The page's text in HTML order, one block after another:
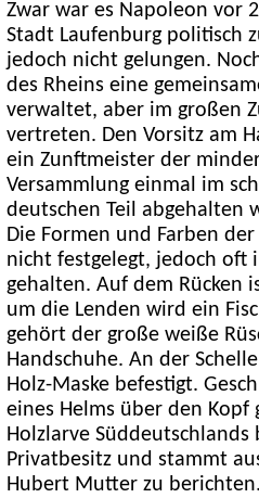
Zwar war es Napoleon vor
Stadt Laufenburg politisch
jedoch nicht gelungen.
des Rheins eine
verwaltet, aber im großen
vertreten. Den Vorsitz am
ein Zunftmeister der
Versammlung einmal im
deutschen Teil abgehalten
Die Formen und Farben
nicht festgelegt, jedoch oft
gehalten. Auf dem Rücken
um die Lenden wird ein
gehört der große weiße
Handschuhe. An der
Holz-Maske befestigt.
eines Helms über den
Holzlarve
Privatbesitz und stammt
Hubert Mutter zu